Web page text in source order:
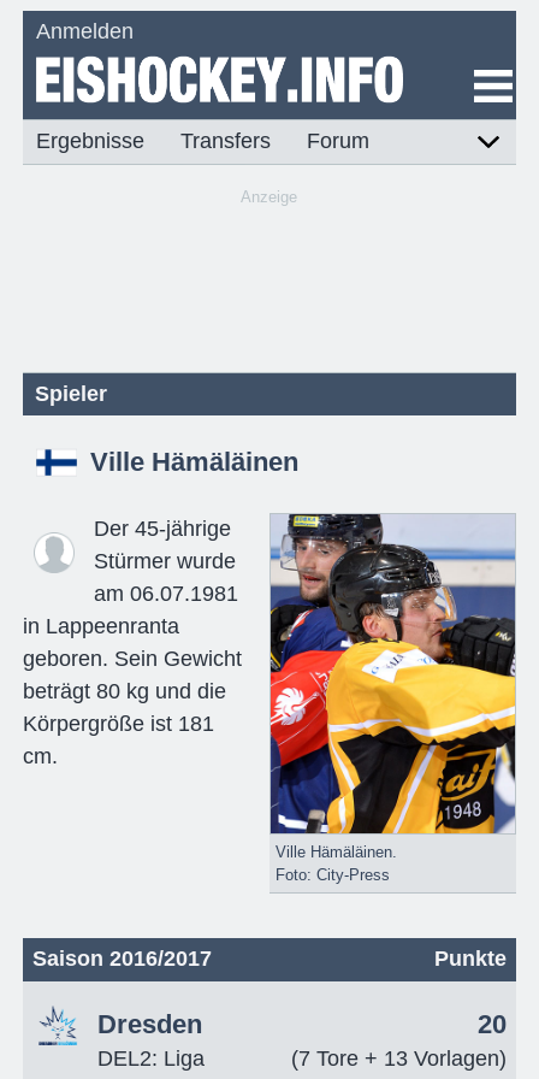
Anmelden
Ergebnisse Transfers Forum
Anzeige
Spieler
Ville Hämäläinen
Ville Hämäläinen.
Foto: City-Press
Der 45-jährige
Stürmer wurde
am 06.07.1981
in Lappeenranta
geboren. Sein Gewicht
beträgt 80 kg und die
Körpergröße ist 181
cm.
Saison 2016/2017 Punkte
Dresden
DEL2: Liga
20
(7 Tore + 13 Vorlagen)